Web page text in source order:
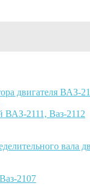
двигателя ВАЗ-
ВАЗ-2111, Ваз-2112
вала
2107